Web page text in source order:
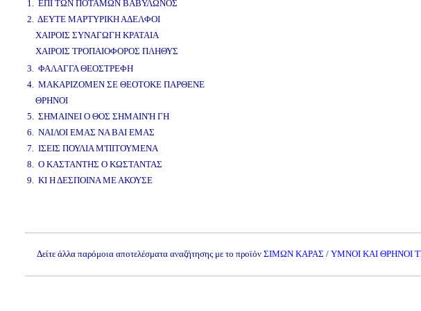
1. ΕΠΙ ΤΩΝ ΠΟΤΑΜΩΝ ΒΑΒΥΛΩΝΟΣ
2. ΔΕΥΤΕ ΜΑΡΤΥΡΙΚΗ ΑΔΕΛΦΟΙ
ΧΑΙΡΟΙΣ ΣΥΝΑΓΩΓΗ ΚΡΑΤΑΙΑ
ΧΑΙΡΟΙΣ ΤΡΟΠΑΙΟΦΟΡΟΣ ΠΛΗΘΥΣ
3. ΦΑΛΑΓΓΑ ΘΕΟΣΤΡΕΦΗ
4. ΜΑΚΑΡΙΖΟΜΕΝ ΣΕ ΘΕΟΤΟΚΕ ΠΑΡΘΕΝΕ
ΘΡΗΝΟΙ
5. ΣΗΜΑΙΝΕΙ Ο ΘΟΣ ΣΗΜΑΙΝ'Η ΓΗ
6. ΝΑΙΛΟΙ ΕΜΑΣ ΝΑ ΒΑΙ ΕΜΑΣ
7. ΙΣΕΙΣ ΠΟΥΛΙΑ Μ'ΠΙΤΟΥΜΕΝΑ
8. Ο ΚΑΣΤΑΝΤΗΣ Ο ΚΩΣΤΑΝΤΑΣ
9. ΚΙ Η ΔΕΣΠΟΙΝΑ ΜΕ ΑΚΟΥΣΕ
Δείτε άλλα παρόμοια αποτελέσματα αναζήτησης με το προϊόν ΣΙΜΩΝ ΚΑΡΑΣ / ΥΜΝΟΙ ΚΑΙ ΘΡΗΝΟΙ